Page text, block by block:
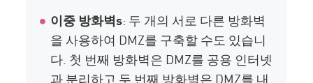
이중 방화벽s: 두 개의 서로 다른 방화벽
을 사용하여 DMZ를 구축할 수도 있습니
다. 첫 번째 방화벽은 DMZ를 공용 인터넷
과 분리하고 두 번째 방화벽은 DMZ를 내